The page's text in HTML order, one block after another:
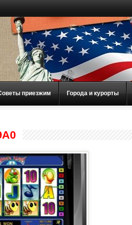
приезжим Города и курорты